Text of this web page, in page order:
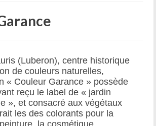
(Luberon), centre historique
de couleurs naturelles,
« Couleur Garance » possède
reçu le label de « jardin
», et consacré aux végétaux
les des colorants pour la